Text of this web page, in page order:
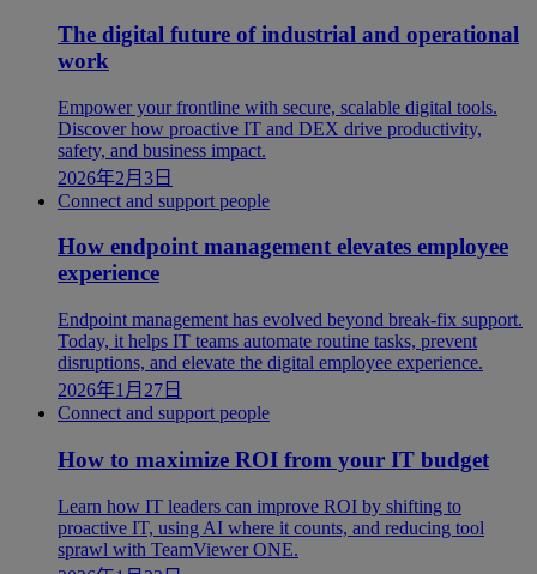
The digital future of industrial and operational
work
Empower your frontline with secure, scalable digital tools.
Discover how proactive IT and DEX drive productivity,
safety, and business impact.
2026年2月3日
Connect and support people
How endpoint management elevates employee
experience
Endpoint management has evolved beyond break-fix support.
Today, it helps IT teams automate routine tasks, prevent
disruptions, and elevate the digital employee experience.
2026年1月27日
Connect and support people
How to maximize ROI from your IT budget
Learn how IT leaders can improve ROI by shifting to
proactive IT, using AI where it counts, and reducing tool
sprawl with TeamViewer ONE.